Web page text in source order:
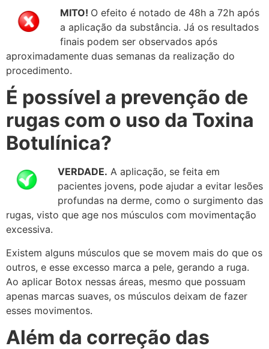
MITO! O efeito é notado de 48h a 72h após
a aplicação da substância. Já os resultados
finais podem ser observados após
aproximadamente duas semanas da realização do
procedimento.
É possível a prevenção de
rugas com o uso da Toxina
Botulínica?
VERDADE. A aplicação, se feita em
pacientes jovens, pode ajudar a evitar lesões
profundas na derme, como o surgimento das
rugas, visto que age nos músculos com movimentação
excessiva.
Existem alguns músculos que se movem mais do que os
outros, e esse excesso marca a pele, gerando a ruga.
Ao aplicar Botox nessas áreas, mesmo que possuam
apenas marcas suaves, os músculos deixam de fazer
esses movimentos.
Além da correção das